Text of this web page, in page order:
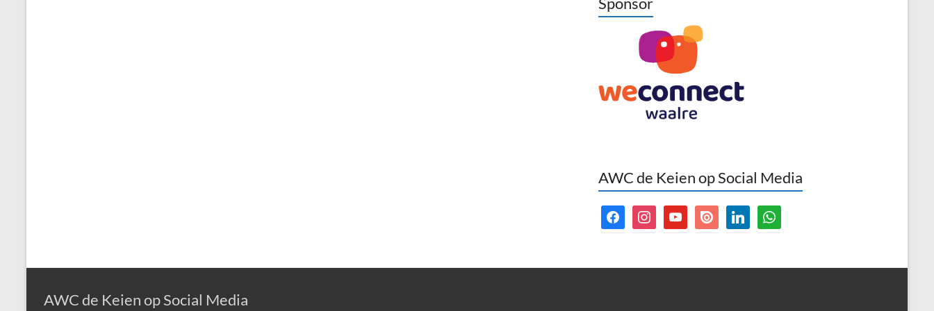
AWC de Keien op Social Media
facebookinstagramyoutubeissuu linkedinwhatsapp
AWC de Keien op Social Media